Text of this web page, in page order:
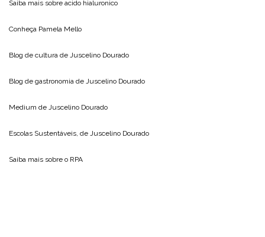
Saiba mais sobre acido hialuronico
Conheça Pamela Mello
Blog de cultura de Juscelino Dourado
Blog de gastronomia de Juscelino Dourado
Medium de Juscelino Dourado
Escolas Sustentáveis, de Juscelino Dourado
Saiba mais sobre o RPA